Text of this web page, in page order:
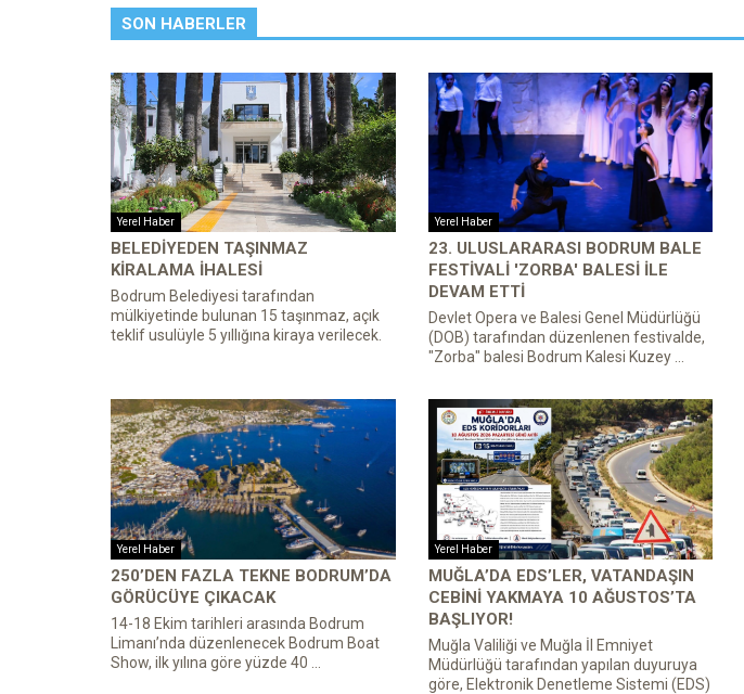
SON HABERLER
Yerel Haber
BELEDIYEDEN TAŞINMAZ
KIRALAMA İHALESI
Bodrum Belediyesi tarafından
mülkiyetinde bulunan 15 taşınmaz, açık
teklif usulüyle 5 yıllığına kiraya verilecek.
Yerel Haber
23. ULUSLARARASI BODRUM BALE
FESTIVALI 'ZORBA' BALESI ILE
DEVAM ETTI
Devlet Opera ve Balesi Genel Müdürlüğü
(DOB) tarafından düzenlenen festivalde,
"Zorba" balesi Bodrum Kalesi Kuzey ...
Yerel Haber
250’DEN FAZLA TEKNE BODRUM’DA
GÖRÜCÜYE ÇIKACAK
14-18 Ekim tarihleri arasında Bodrum
Limanı’nda düzenlenecek Bodrum Boat
Show, ilk yılına göre yüzde 40 ...
Yerel Haber
MUĞLA’DA EDS’LER, VATANDAŞIN
CEBINI YAKMAYA 10 AĞUSTOS’TA
BAŞLIYOR!
Muğla Valiliği ve Muğla İl Emniyet
Müdürlüğü tarafından yapılan duyuruya
göre, Elektronik Denetleme Sistemi (EDS)